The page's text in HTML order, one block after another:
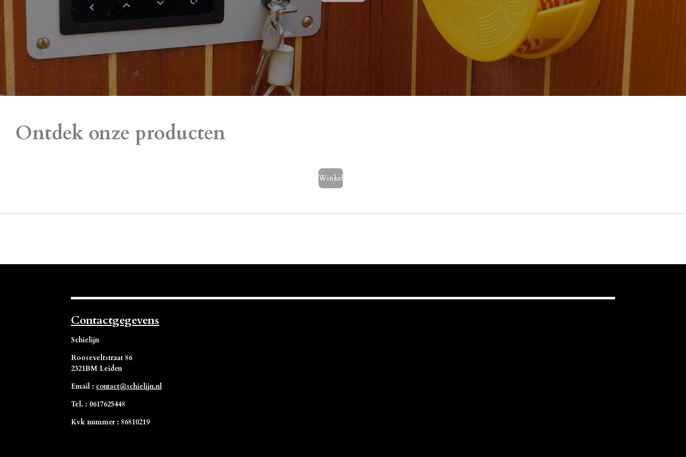
Ontdek onze producten
Winkel
Contactgegevens
Schielijn
Rooseveltstraat 86
2321BM Leiden
Email : contact@schielijn.nl
Tel. : 0617625448
Kvk nummer : 86810219